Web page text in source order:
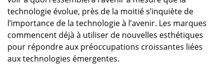
technologie évolue, près de la moitié s’inquiète de
l’importance de la technologie à l’avenir. Les marques
commencent déjà à utiliser de nouvelles esthétiques
pour répondre aux préoccupations croissantes liées
aux technologies émergentes.